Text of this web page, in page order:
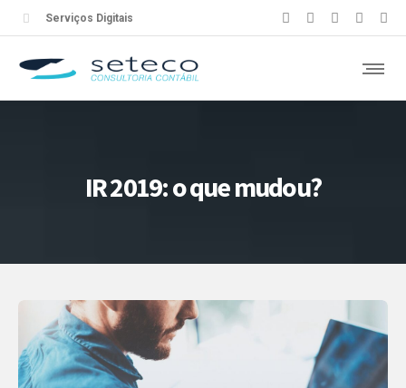
Serviços Digitais
IR 2019: o que mudou?